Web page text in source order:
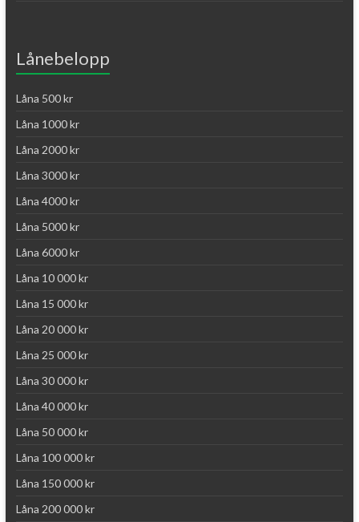
Lånebelopp
Låna 500 kr
Låna 1000 kr
Låna 2000 kr
Låna 3000 kr
Låna 4000 kr
Låna 5000 kr
Låna 6000 kr
Låna 10 000 kr
Låna 15 000 kr
Låna 20 000 kr
Låna 25 000 kr
Låna 30 000 kr
Låna 40 000 kr
Låna 50 000 kr
Låna 100 000 kr
Låna 150 000 kr
Låna 200 000 kr